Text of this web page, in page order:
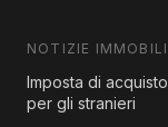
NOTIZIE
Imposta di
per gli stranieri